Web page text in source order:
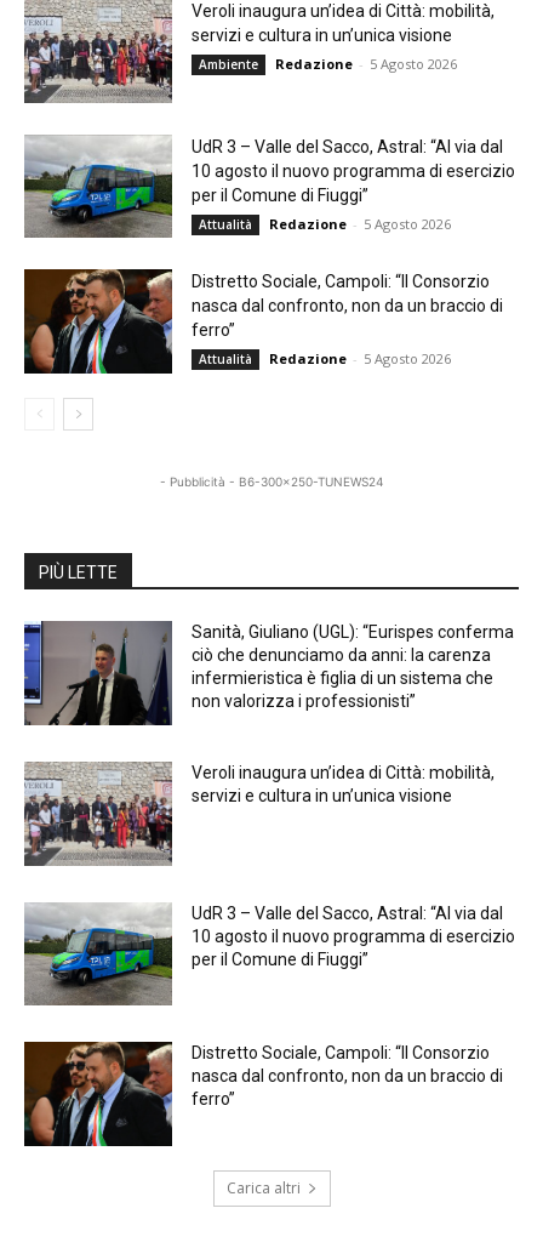
Veroli inaugura un’idea di Città: mobilità,
servizi e cultura in un’unica visione
Ambiente Redazione - 5 Agosto 2026
UdR 3 – Valle del Sacco, Astral: “Al via dal
10 agosto il nuovo programma di esercizio
per il Comune di Fiuggi”
Attualità Redazione - 5 Agosto 2026
Distretto Sociale, Campoli: “Il Consorzio
nasca dal confronto, non da un braccio di
ferro”
Attualità Redazione - 5 Agosto 2026
- Pubblicità - B6-300x250-TUNEWS24
PIÙ LETTE
Sanità, Giuliano (UGL): “Eurispes conferma
ciò che denunciamo da anni: la carenza
infermieristica è figlia di un sistema che
non valorizza i professionisti”
Veroli inaugura un’idea di Città: mobilità,
servizi e cultura in un’unica visione
UdR 3 – Valle del Sacco, Astral: “Al via dal
10 agosto il nuovo programma di esercizio
per il Comune di Fiuggi”
Distretto Sociale, Campoli: “Il Consorzio
nasca dal confronto, non da un braccio di
ferro”
Carica altri